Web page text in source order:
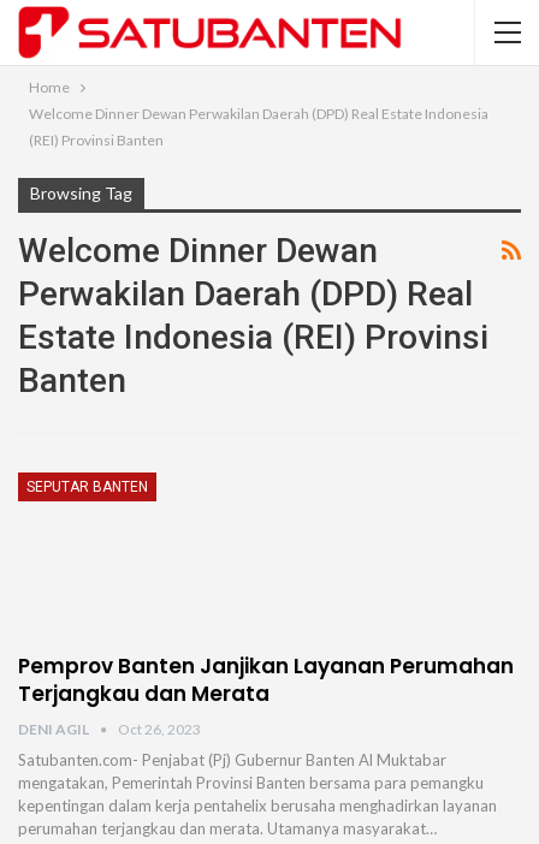
Home
Welcome Dinner Dewan Perwakilan Daerah (DPD) Real Estate Indonesia
(REI) Provinsi Banten
Browsing Tag
Welcome Dinner Dewan
Perwakilan Daerah (DPD) Real
Estate Indonesia (REI) Provinsi
Banten
SEPUTAR BANTEN
Pemprov Banten Janjikan Layanan Perumahan
Terjangkau dan Merata
DENI AGIL Oct 26, 2023
Satubanten.com- Penjabat (Pj) Gubernur Banten Al Muktabar
mengatakan, Pemerintah Provinsi Banten bersama para pemangku
kepentingan dalam kerja pentahelix berusaha menghadirkan layanan
perumahan terjangkau dan merata. Utamanya masyarakat…